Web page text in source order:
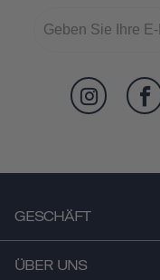
GESCHÄFT
ÜBER UNS